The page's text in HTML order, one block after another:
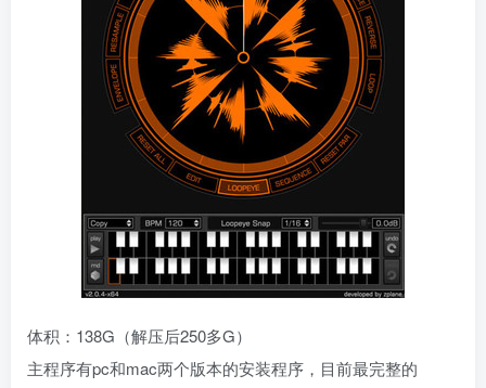
体积：138G（解压后250多G）
主程序有pc和mac两个版本的安装程序，目前最完整的